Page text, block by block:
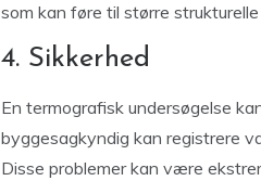
som kan føre til større strukturelle
4. Sikkerhed
En termografisk undersøgelse
byggesagkyndig kan registrere
Disse problemer kan være